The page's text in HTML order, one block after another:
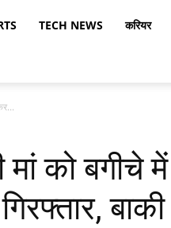
TECH NEWS करियर
मां को बगीचे